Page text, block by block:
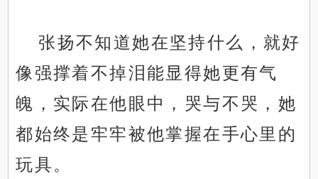
张扬不知道她在坚持什么，就好
像强撑着不掉泪能显得她更有气
魄，实际在他眼中，哭与不哭，她
都始终是牢牢被他掌握在手心里的
玩具。